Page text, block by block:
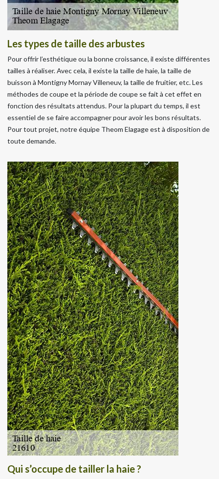
Les types de taille des arbustes
Pour offrir l’esthétique ou la bonne croissance, il existe différentes
tailles à réaliser. Avec cela, il existe la taille de haie, la taille de
buisson à Montigny Mornay Villeneuv, la taille de fruitier, etc. Les
méthodes de coupe et la période de coupe se fait à cet effet en
fonction des résultats attendus. Pour la plupart du temps, il est
essentiel de se faire accompagner pour avoir les bons résultats.
Pour tout projet, notre équipe Theom Elagage est à disposition de
toute demande.
Qui s’occupe de tailler la haie ?